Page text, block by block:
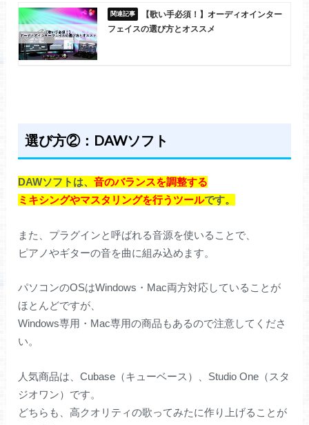
【歌い手必須！】オーディオインター
フェイスの選び方とオススメ
選び方②：DAWソフト
DAWソフトは、音のバランスを調整する
ミキシングやマスタリングを行うツールです。
また、プラグインと呼ばれる音源を使いることで、
ピアノやギターの音を曲に組み込めます。
パソコンのOSはWindows・Mac両方対応していることが
ほとんどですが、
Windows専用・Mac専用の商品もあるので注意してくださ
い。
人気商品は、Cubase（キューベース）、Studio One（スタ
ジオワン）です。
どちらも、高クオリティの歌ってみたに作り上げることが